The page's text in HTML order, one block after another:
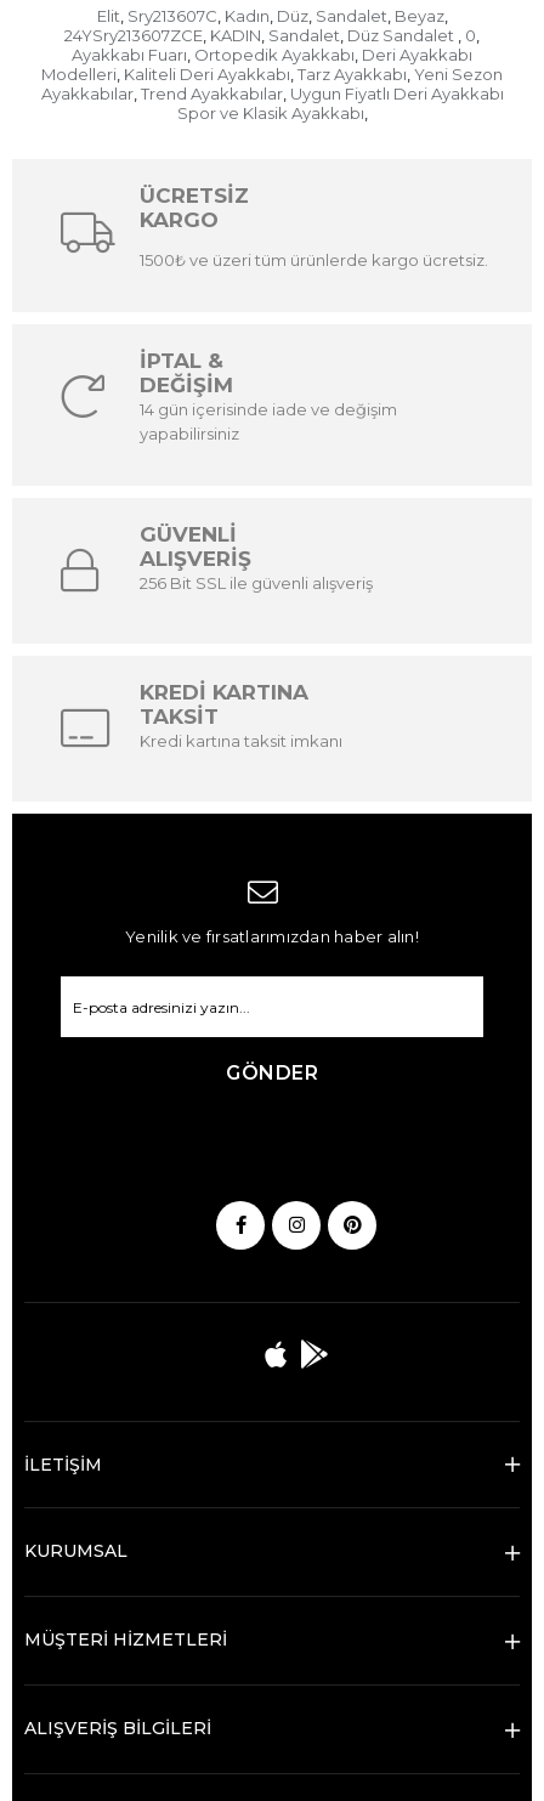
Elit, Sry213607C, Kadın, Düz, Sandalet, Beyaz,
24YSry213607ZCE, KADIN, Sandalet, Düz Sandalet , 0,
Ayakkabı Fuarı, Ortopedik Ayakkabı, Deri Ayakkabı
Modelleri, Kaliteli Deri Ayakkabı, Tarz Ayakkabı, Yeni Sezon
Ayakkabılar, Trend Ayakkabılar, Uygun Fiyatlı Deri Ayakkabı
Spor ve Klasik Ayakkabı,
ÜCRETSİZ
KARGO
1500₺ ve üzeri tüm ürünlerde kargo ücretsiz.
İPTAL &
DEĞİŞİM
14 gün içerisinde iade ve değişim
yapabilirsiniz
GÜVENLİ
ALIŞVERİŞ
256 Bit SSL ile güvenli alışveriş
KREDİ KARTINA
TAKSİT
Kredi kartına taksit imkanı
Yenilik ve fırsatlarımızdan haber alın!
GÖNDER
İLETİŞİM
KURUMSAL
MÜŞTERİ HİZMETLERİ
ALIŞVERİŞ BİLGİLERİ